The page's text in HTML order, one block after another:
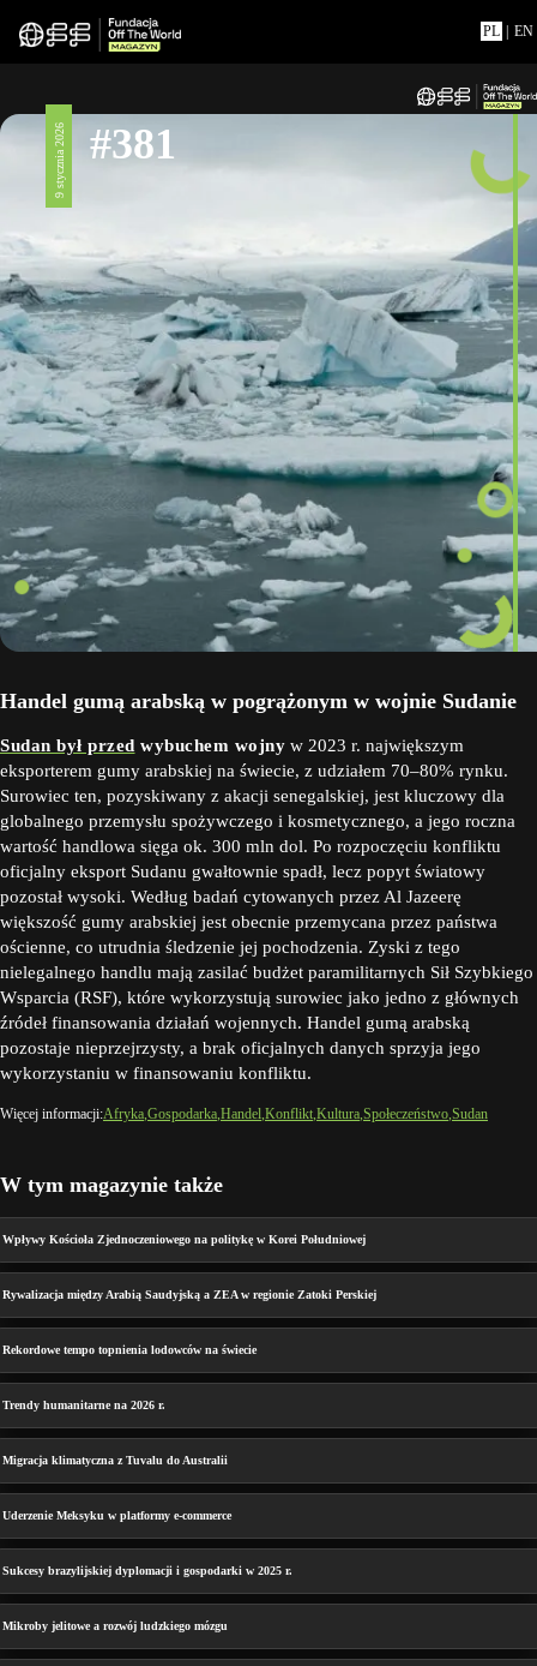
PL EN
9 stycznia 2026 #381
Handel gumą arabską w pogrążonym w wojnie Sudanie
Sudan był przed wybuchem wojny w 2023 r. największym
eksporterem gumy arabskiej na świecie, z udziałem 70–80% rynku.
Surowiec ten, pozyskiwany z akacji senegalskiej, jest kluczowy dla
globalnego przemysłu spożywczego i kosmetycznego, a jego roczna
wartość handlowa sięga ok. 300 mln dol. Po rozpoczęciu konfliktu
oficjalny eksport Sudanu gwałtownie spadł, lecz popyt światowy
pozostał wysoki. Według badań cytowanych przez Al Jazeerę
większość gumy arabskiej jest obecnie przemycana przez państwa
ościenne, co utrudnia śledzenie jej pochodzenia. Zyski z tego
nielegalnego handlu mają zasilać budżet paramilitarnych Sił Szybkiego
Wsparcia (RSF), które wykorzystują surowiec jako jedno z głównych
źródeł finansowania działań wojennych. Handel gumą arabską
pozostaje nieprzejrzysty, a brak oficjalnych danych sprzyja jego
wykorzystaniu w finansowaniu konfliktu.
Więcej informacji:Afryka Gospodarka Handel Konflikt Kultura Społeczeństwo Sudan
W tym magazynie także
Wpływy Kościoła Zjednoczeniowego na politykę w Korei Południowej
Rywalizacja między Arabią Saudyjską a ZEA w regionie Zatoki Perskiej
Rekordowe tempo topnienia lodowców na świecie
Trendy humanitarne na 2026 r.
Migracja klimatyczna z Tuvalu do Australii
Uderzenie Meksyku w platformy e-commerce
Sukcesy brazylijskiej dyplomacji i gospodarki w 2025 r.
Mikroby jelitowe a rozwój ludzkiego mózgu